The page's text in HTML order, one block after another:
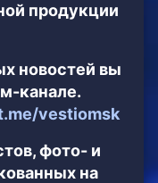
продукции
новостей вы
канале.
vestiomsk
фото- и
на